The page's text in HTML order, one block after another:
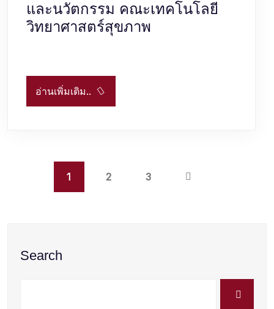
และนวัตกรรม คณะเทคโนโลยี
วิทยาศาสตร์สุขภาพ
อ่านเพิ่มเติม..
1 2 3
Search